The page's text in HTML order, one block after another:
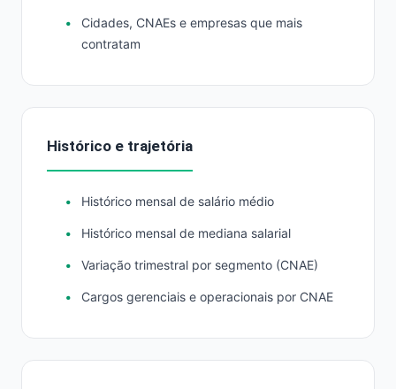
Cidades, CNAEs e empresas que mais
contratam
Histórico e trajetória
Histórico mensal de salário médio
Histórico mensal de mediana salarial
Variação trimestral por segmento (CNAE)
Cargos gerenciais e operacionais por CNAE